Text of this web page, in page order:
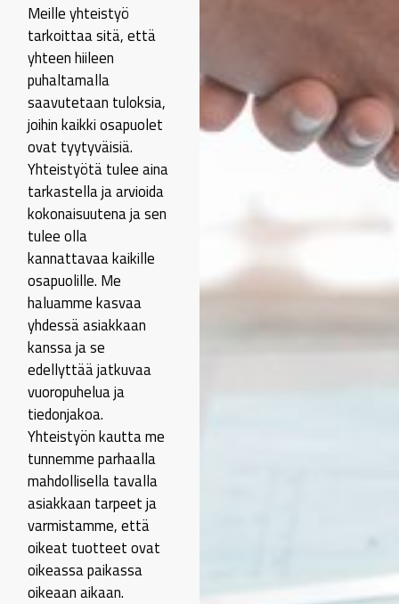
Meille yhteistyö
tarkoittaa sitä, että
yhteen hiileen
puhaltamalla
saavutetaan tuloksia,
joihin kaikki osapuolet
ovat tyytyväisiä.
Yhteistyötä tulee aina
tarkastella ja arvioida
kokonaisuutena ja sen
tulee olla
kannattavaa kaikille
osapuolille. Me
haluamme kasvaa
yhdessä asiakkaan
kanssa ja se
edellyttää jatkuvaa
vuoropuhelua ja
tiedonjakoa.
Yhteistyön kautta me
tunnemme parhaalla
mahdollisella tavalla
asiakkaan tarpeet ja
varmistamme, että
oikeat tuotteet ovat
oikeassa paikassa
oikeaan aikaan.